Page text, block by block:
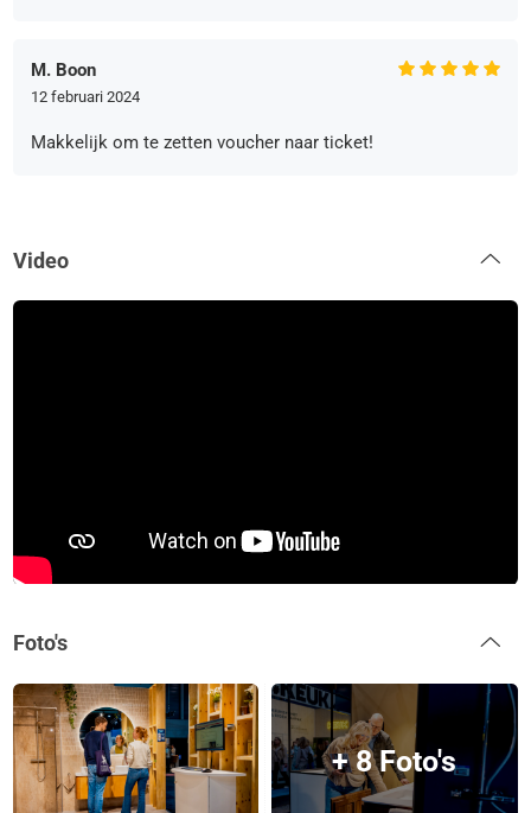
M. Boon
12 februari 2024
Makkelijk om te zetten voucher naar ticket!
Video
Foto's
+ 8 Foto's